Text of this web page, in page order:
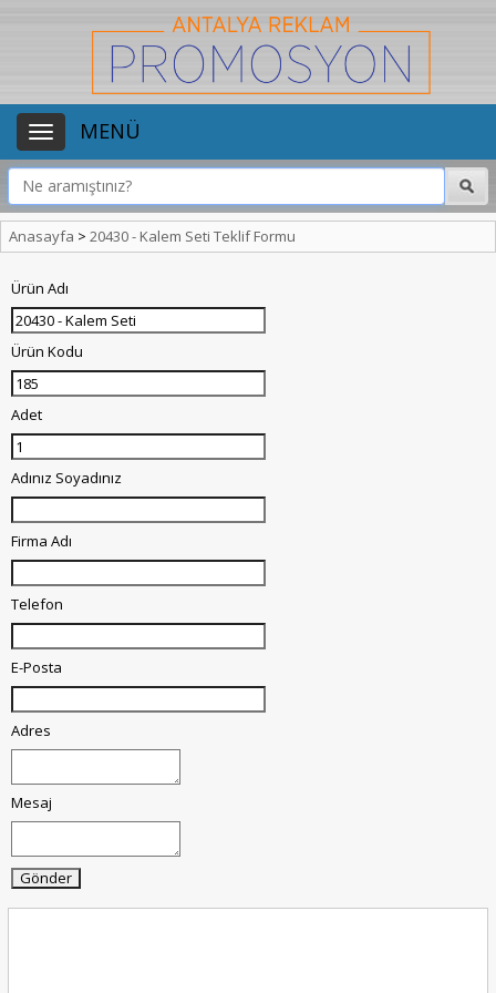
MENÜ
Anasayfa > 20430 - Kalem Seti Teklif Formu
Ürün Adı
Ürün Kodu
Adet
Adınız Soyadınız
Firma Adı
Telefon
E-Posta
Adres
Mesaj